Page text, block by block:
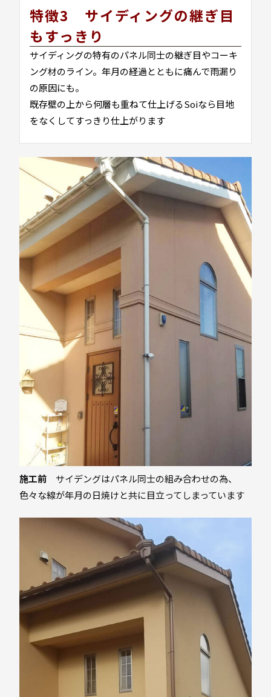
特徴3 サイディングの継ぎ目
もすっきり
サイディングの特有のパネル同士の継ぎ目やコーキ
ング材のライン。年月の経過とともに痛んで雨漏り
の原因にも。
既存壁の上から何層も重ねて仕上げるSoiなら目地
をなくしてすっきり仕上がります
施工前 サイデングはパネル同士の組み合わせの為、
色々な線が年月の日焼けと共に目立ってしまっています